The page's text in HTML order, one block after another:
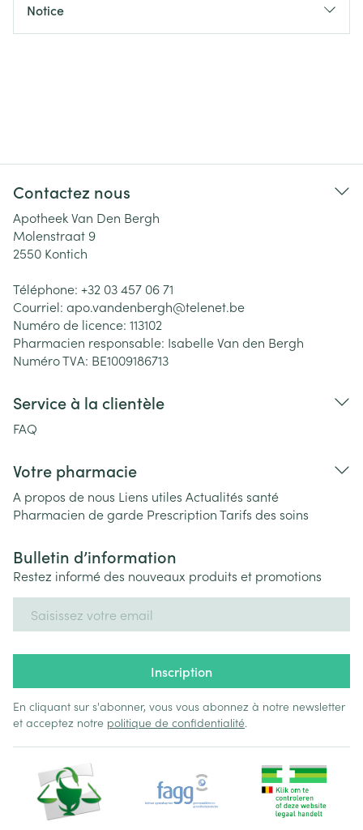
Notice
Contactez nous
Apotheek Van Den Bergh
Molenstraat 9
2550 Kontich
Téléphone: +32 03 457 06 71
Courriel: apo.vandenbergh@telenet.be
Numéro de licence: 113102
Pharmacien responsable: Isabelle Van den Bergh
Numéro TVA: BE1009186713
Service à la clientèle
FAQ
Votre pharmacie
A propos de nous Liens utiles Actualités santé
Pharmacien de garde PrescriptionTarifs des soins
Bulletin d’information
Restez informé des nouveaux produits et promotions
Inscription
En cliquant sur s'abonner, vous vous abonnez à notre newsletter
et acceptez notre politique de confidentialité.